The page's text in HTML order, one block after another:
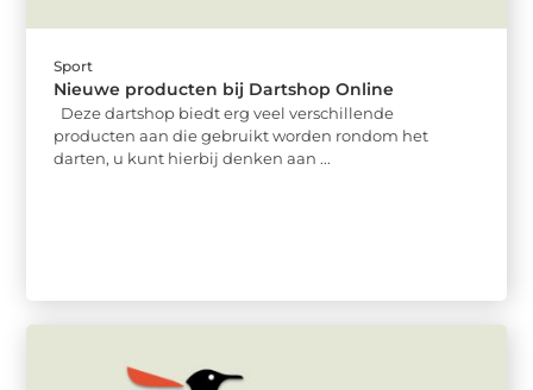
Sport
Nieuwe producten bij Dartshop Online
Deze dartshop biedt erg veel verschillende
producten aan die gebruikt worden rondom het
darten, u kunt hierbij denken aan ...